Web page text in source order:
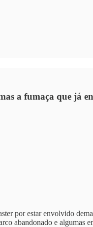
a fumaça que já
por estar envolvido
abandonado e algumas